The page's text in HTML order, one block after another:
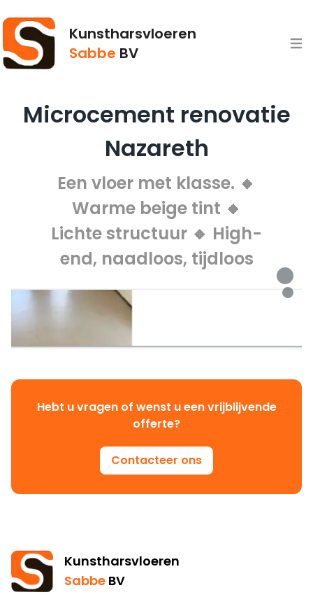
Kunstharsvloeren
Sabbe BV
Microcement renovatie
Nazareth
Een vloer met klasse. 🔸
Warme beige tint 🔸
Lichte structuur 🔸 High-
end, naadloos, tijdloos
Hebt u vragen of wenst u een vrijblijvende
offerte?
Contacteer ons
Kunstharsvloeren
Sabbe BV